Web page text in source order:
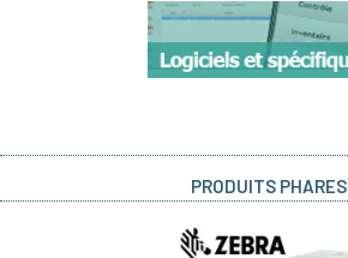
PRODUITS PHARES